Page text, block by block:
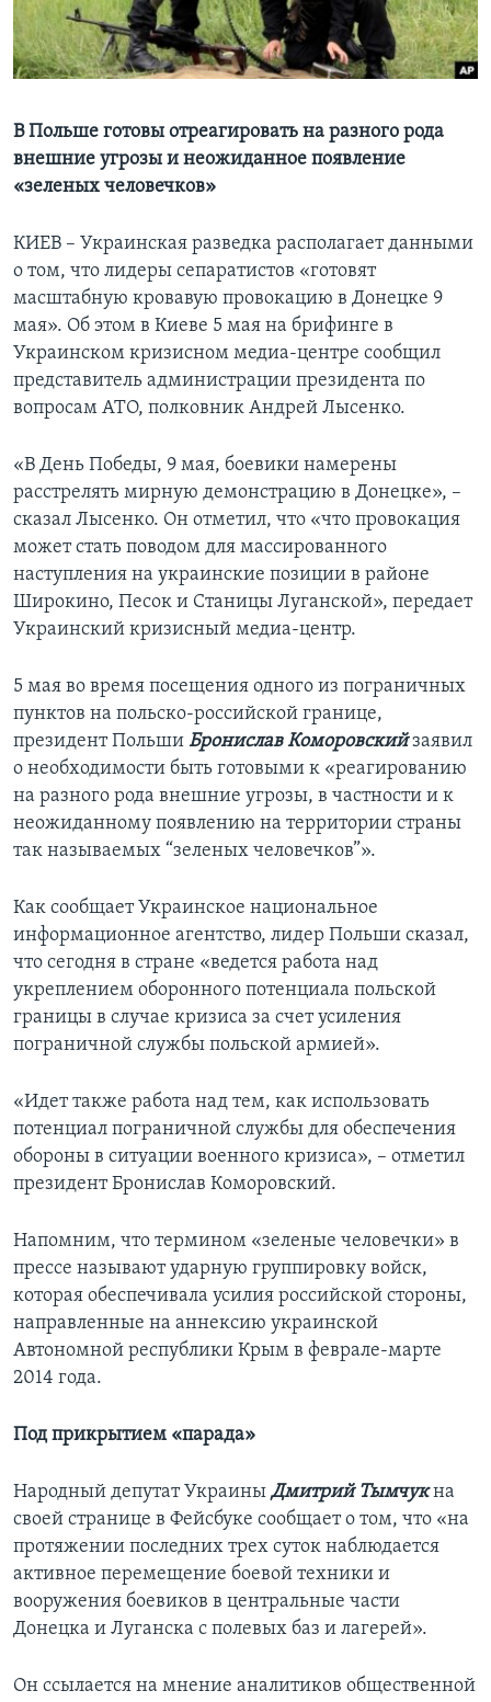
Learning English
В Польше готовы отреагировать на разного рода
внешние угрозы и неожиданное появление
«зеленых человечков»
КИЕВ – Украинская разведка располагает данными
о том, что лидеры сепаратистов «готовят
масштабную кровавую провокацию в Донецке 9
мая». Об этом в Киеве 5 мая на брифинге в
Украинском кризисном медиа-центре сообщил
представитель администрации президента по
вопросам АТО, полковник Андрей Лысенко.
«В День Победы, 9 мая, боевики намерены
расстрелять мирную демонстрацию в Донецке», –
сказал Лысенко. Он отметил, что «что провокация
может стать поводом для массированного
наступления на украинские позиции в районе
Широкино, Песок и Станицы Луганской», передает
Украинский кризисный медиа-центр.
5 мая во время посещения одного из пограничных
пунктов на польско-российской границе,
президент Польши Бронислав Коморовскийзаявил
о необходимости быть готовыми к «реагированию
на разного рода внешние угрозы, в частности и к
неожиданному появлению на территории страны
так называемых “зеленых человечков”».
Как сообщает Украинское национальное
информационное агентство, лидер Польши сказал,
что сегодня в стране «ведется работа над
укреплением оборонного потенциала польской
границы в случае кризиса за счет усиления
пограничной службы польской армией».
«Идет также работа над тем, как использовать
потенциал пограничной службы для обеспечения
обороны в ситуации военного кризиса», – отметил
президент Бронислав Коморовский.
Напомним, что термином «зеленые человечки» в
прессе называют ударную группировку войск,
которая обеспечивала усилия российской стороны,
направленные на аннексию украинской
Автономной республики Крым в феврале-марте
2014 года.
Под прикрытием «парада»
Народный депутат Украины Дмитрий Тымчукна
своей странице в Фейсбуке сообщает о том, что «на
протяжении последних трех суток наблюдается
активное перемещение боевой техники и
вооружения боевиков в центральные части
Донецка и Луганска с полевых баз и лагерей».
Он ссылается на мнение аналитиков общественной